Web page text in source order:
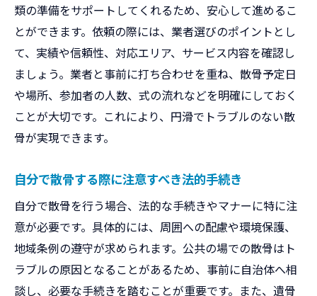
類の準備をサポートしてくれるため、安心して進めるこ
とができます。依頼の際には、業者選びのポイントとし
て、実績や信頼性、対応エリア、サービス内容を確認し
ましょう。業者と事前に打ち合わせを重ね、散骨予定日
や場所、参加者の人数、式の流れなどを明確にしておく
ことが大切です。これにより、円滑でトラブルのない散
骨が実現できます。
自分で散骨する際に注意すべき法的手続き
自分で散骨を行う場合、法的な手続きやマナーに特に注
意が必要です。具体的には、周囲への配慮や環境保護、
地域条例の遵守が求められます。公共の場での散骨はト
ラブルの原因となることがあるため、事前に自治体へ相
談し、必要な手続きを踏むことが重要です。また、遺骨